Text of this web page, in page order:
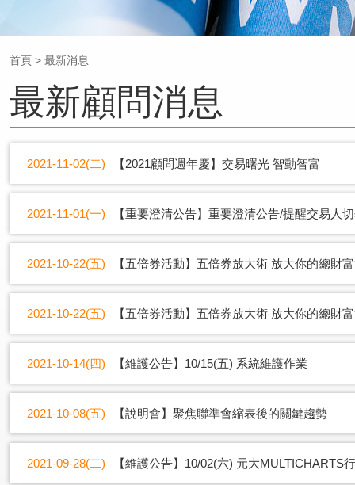
首頁 > 最新消息
最新顧問消息
2021-11-02(二) 【2021顧問週年慶】交易曙光 智動智富
2021-11-01(一) 【重要澄清公告】重要澄清公告/提醒交易人
2021-10-22(五) 【五倍券活動】五倍券放大術 放大你的總財
2021-10-22(五) 【五倍券活動】五倍券放大術 放大你的總財
2021-10-14(四) 【維護公告】10/15(五) 系統維護作業
2021-10-08(五) 【說明會】聚焦聯準會縮表後的關鍵趨勢
2021-09-28(二) 【維護公告】10/02(六) 元大MULTICHARTS